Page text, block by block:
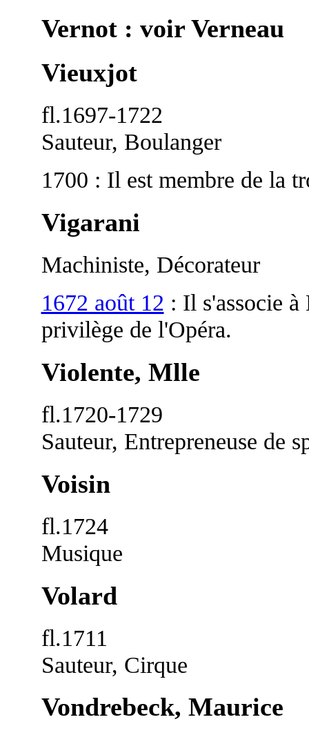
Vernot : voir Verneau
Vieuxjot
fl.1697-1722
Sauteur, Boulanger
1700 : Il est membre de la
Vigarani
Machiniste, Décorateur
1672 août 12 : Il s'associe
privilège de l'Opéra.
Violente, Mlle
fl.1720-1729
Sauteur, Entrepreneuse de
Voisin
fl.1724
Musique
Volard
fl.1711
Sauteur, Cirque
Vondrebeck, Maurice